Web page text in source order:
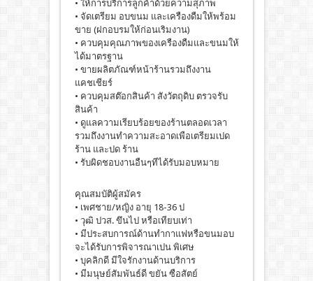
• ให้การบริการลูกค้าด้วยความสุภาพ
• จัดเตรียม อบขนม และเครืองดืมให้พร้อม
ขาย (ฝกอบรมให้ก่อนเริมงาน)
• ควบคุมคุณภาพของเครืองดืมและขนมให้
ได้มาตรฐาน
• ขายผลิตภัณฑ์หน้าร้านรวมถึงงาน
แคชเชียร์
• ควบคุมสต๊อกสินค้า สังวัตถุดิบ ตรวจรับ
สินค้า
• ดูแลความเรียบร้อยของร้านตลอดเวลา
รวมถึงงานทําความสะอาดเพือเตรียมเปด
ร้าน และปด ร้าน
• รับผิดชอบงานอืนๆทีได้รับมอบหมาย
คุณสมบัติผู้สมัคร
• เพศชาย/หญิง อายุ 18-36 ป
• วุฒิ ปวส. ขึนไป หรือเทียบเท่า
• มีประสบการณ์ด้านทํากาแฟหรือขนมอบ
จะได้รับการพิจารณาเปน พิเศษ
• บุคลิกดี มีใจรักงานด้านบริการ
• มีมนุษย์สัมพันธ์ดี ขยัน ซือสัตย์